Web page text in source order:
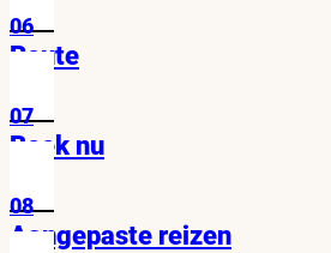
06
Route
07
Boek nu
08
Aangepaste reizen